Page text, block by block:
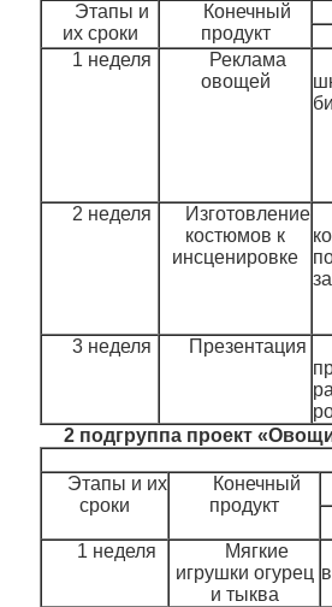
Этапы и
их сроки
Конечный
продукт
1 неделя
Реклама
овощей
2 неделя
Изготовление
костюмов к
инсценировке
3 неделя
Презентация
2 подгруппа проект
Этапы и их
сроки
Конечный
продукт
1 неделя
Мягкие
игрушки огурец
и тыква